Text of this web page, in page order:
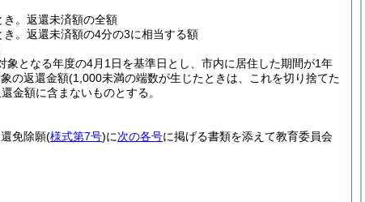
。返還未済額の全額
。返還未済額の4分の3に相当する額
象となる年度の4月1日を基準日とし、市内に居住した期間が1年
の返還金額(1,000未満の端数が生じたときは、これを切り捨てた
金額に含まないものとする。
免除願(様式第7号)に次の各号に掲げる書類を添えて教育委員会